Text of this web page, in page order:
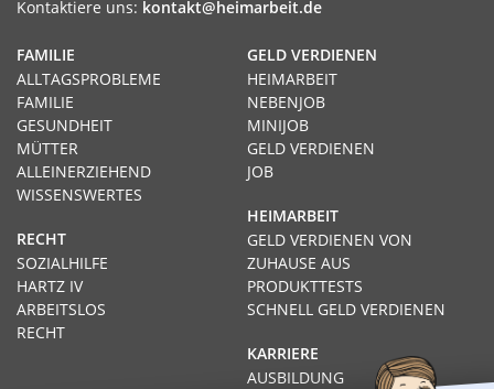
Kontaktiere uns: kontakt@heimarbeit.de
GELD VERDIENEN
HEIMARBEIT
NEBENJOB
MINIJOB
GELD VERDIENEN
JOB
HEIMARBEIT
GELD VERDIENEN VON
ZUHAUSE AUS
PRODUKTTESTS
SCHNELL GELD VERDIENEN
KARRIERE
AUSBILDUNG
FAMILIE
ALLTAGSPROBLEME
FAMILIE
GESUNDHEIT
MÜTTER
ALLEINERZIEHEND
WISSENSWERTES
RECHT
SOZIALHILFE
HARTZ IV
ARBEITSLOS
RECHT